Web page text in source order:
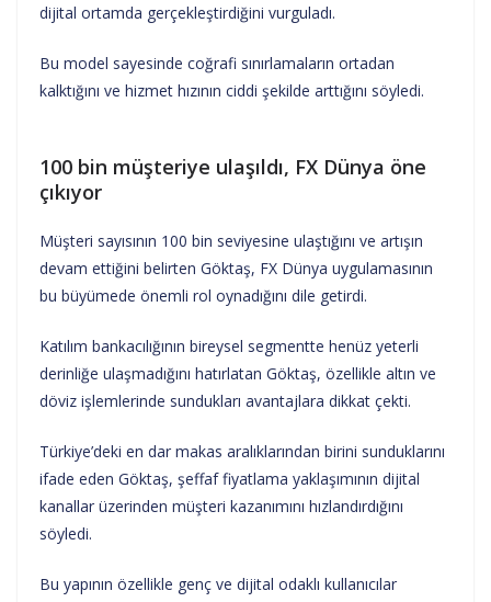
dijital ortamda gerçekleştirdiğini vurguladı.
Bu model sayesinde coğrafi sınırlamaların ortadan
kalktığını ve hizmet hızının ciddi şekilde arttığını söyledi.
100 bin müşteriye ulaşıldı, FX Dünya öne
çıkıyor
Müşteri sayısının 100 bin seviyesine ulaştığını ve artışın
devam ettiğini belirten Göktaş, FX Dünya uygulamasının
bu büyümede önemli rol oynadığını dile getirdi.
Katılım bankacılığının bireysel segmentte henüz yeterli
derinliğe ulaşmadığını hatırlatan Göktaş, özellikle altın ve
döviz işlemlerinde sundukları avantajlara dikkat çekti.
Türkiye’deki en dar makas aralıklarından birini sunduklarını
ifade eden Göktaş, şeffaf fiyatlama yaklaşımının dijital
kanallar üzerinden müşteri kazanımını hızlandırdığını
söyledi.
Bu yapının özellikle genç ve dijital odaklı kullanıcılar